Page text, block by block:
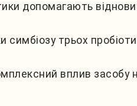
допомагають
симбіозу трьох
вплив засобу